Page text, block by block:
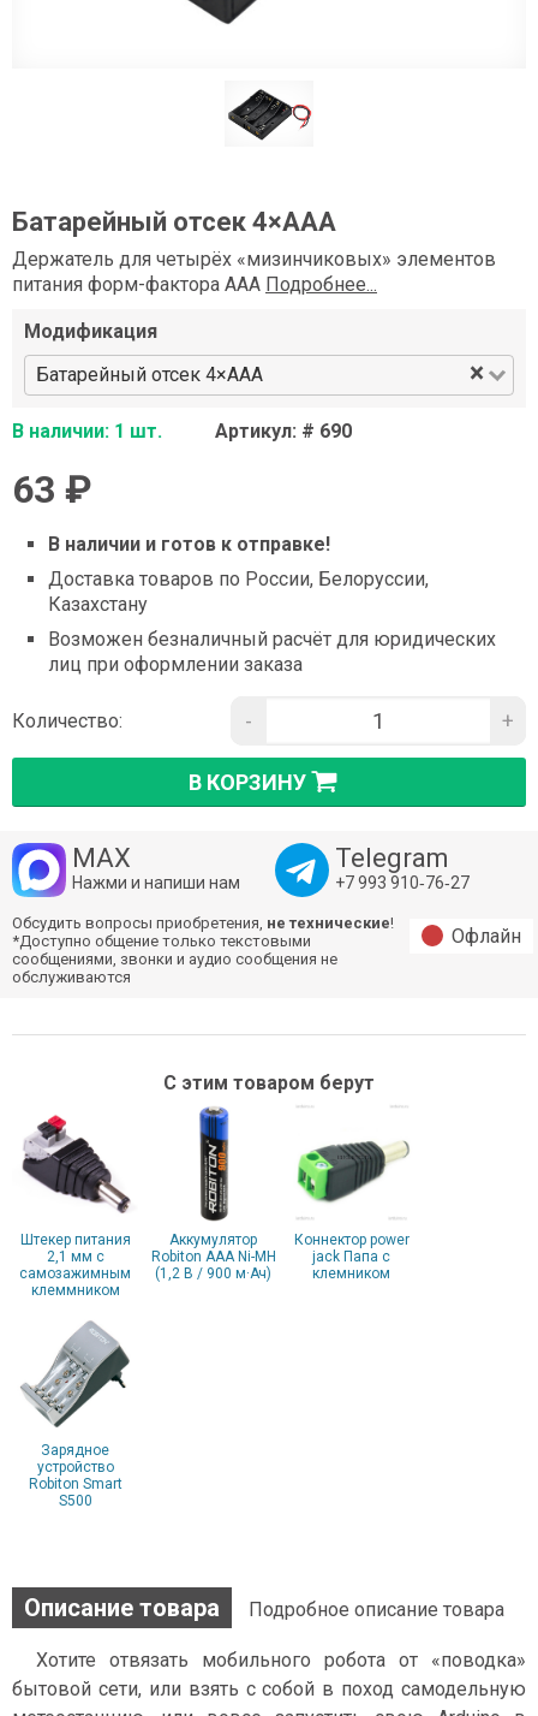
Батарейный отсек 4×АAA
Держатель для четырёх «мизинчиковых» элементов
питания форм-фактора ААА Подробнее...
Модификация
Батарейный отсек 4×АAA
×
В наличии: 1 шт. Артикул: # 690
63 ₽
В наличии и готов к отправке!
Доставка товаров по России, Белоруссии,
Казахстану
Возможен безналичный расчёт для юридических
лиц при оформлении заказа
Количество: - +
В КОРЗИНУ
MAX
Нажми и напиши нам
Telegram
+7 993 910‑76‑27
Обсудить вопросы приобретения, не технические!
*Доступно общение только текстовыми
сообщениями, звонки и аудио сообщения не
обслуживаются
Офлайн
С этим товаром берут
Штекер питания
2,1 мм с
самозажимным
клеммником
Аккумулятор
Robiton AAA Ni-MH
(1,2 В / 900 м·Ач)
Коннектор power
jack Папа с
клемником
Зарядное
устройство
Robiton Smart
S500
Описание товара Подробное описание товара
Хотите отвязать мобильного робота от «поводка»
бытовой сети, или взять с собой в поход самодельную